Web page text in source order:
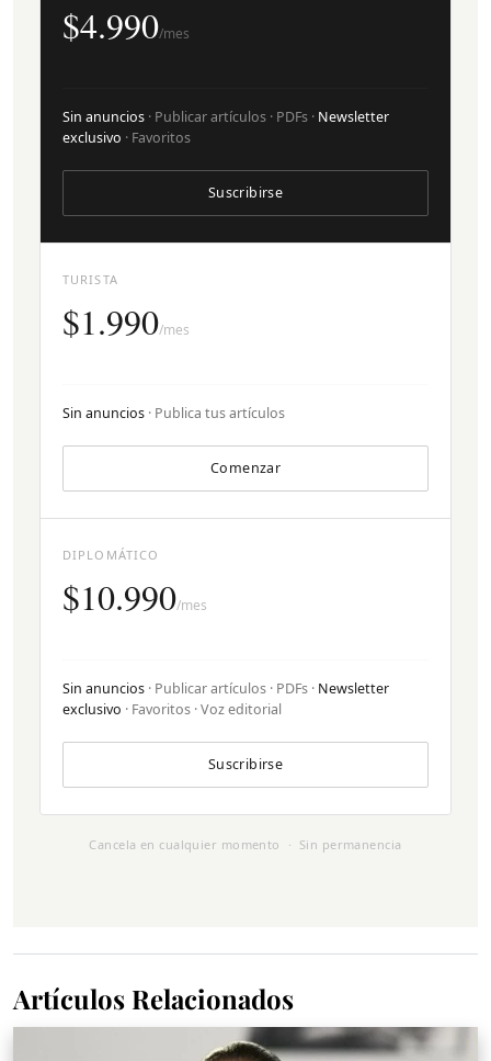
TURISTA
$1.990/mes
Sin anuncios · Publica tus artículos
Comenzar
$4.990/mes
Sin anuncios · Publicar artículos · PDFs · Newsletter
exclusivo · Favoritos
Suscribirse
DIPLOMÁTICO
$10.990/mes
Sin anuncios · Publicar artículos · PDFs · Newsletter
exclusivo · Favoritos · Voz editorial
Suscribirse
Cancela en cualquier momento · Sin permanencia
Artículos Relacionados